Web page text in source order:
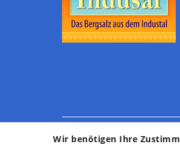
Wir benötigen Ihre